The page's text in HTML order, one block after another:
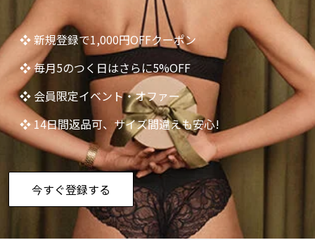
❖ 新規登録で1,000円OFFクーポン
❖ 毎月5のつく日はさらに5%OFF
❖ 会員限定イベント・オファー
❖ 14日間返品可、サイズ間違えも安心!
今すぐ登録する